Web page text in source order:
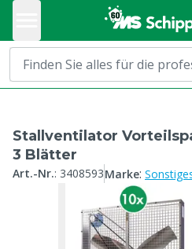
Stallventilator
3 Blätter
Art.-Nr.: 3408593Marke: